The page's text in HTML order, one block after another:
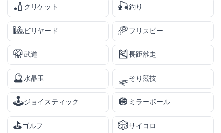
🏏 クリケット 🎣釣り
🎱ビリヤード 🥏フリスビー
🥋武道 🎽長距離走
🔮水晶玉 🛷そり競技
🕹️ジョイスティック 🪩 ミラーボール
⛳ゴルフ 🎲サイコロ